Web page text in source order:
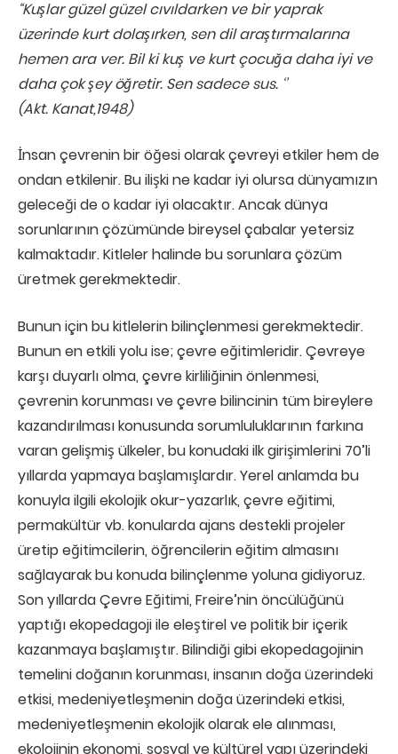
“Kuşlar güzel güzel cıvıldarken ve bir yaprak
üzerinde kurt dolaşırken, sen dil araştırmalarına
hemen ara ver. Bil ki kuş ve kurt çocuğa daha iyi ve
daha çok şey öğretir. Sen sadece sus. ‘’
(Akt. Kanat,1948)
İnsan çevrenin bir öğesi olarak çevreyi etkiler hem de
ondan etkilenir. Bu ilişki ne kadar iyi olursa dünyamızın
geleceği de o kadar iyi olacaktır. Ancak dünya
sorunlarının çözümünde bireysel çabalar yetersiz
kalmaktadır. Kitleler halinde bu sorunlara çözüm
üretmek gerekmektedir.
Bunun için bu kitlelerin bilinçlenmesi gerekmektedir.
Bunun en etkili yolu ise; çevre eğitimleridir. Çevreye
karşı duyarlı olma, çevre kirliliğinin önlenmesi,
çevrenin korunması ve çevre bilincinin tüm bireylere
kazandırılması konusunda sorumluluklarının farkına
varan gelişmiş ülkeler, bu konudaki ilk girişimlerini 70’li
yıllarda yapmaya başlamışlardır. Yerel anlamda bu
konuyla ilgili ekolojik okur-yazarlık, çevre eğitimi,
permakültür vb. konularda ajans destekli projeler
üretip eğitimcilerin, öğrencilerin eğitim almasını
sağlayarak bu konuda bilinçlenme yoluna gidiyoruz.
Son yıllarda Çevre Eğitimi, Freire’nin öncülüğünü
yaptığı ekopedagoji ile eleştirel ve politik bir içerik
kazanmaya başlamıştır. Bilindiği gibi ekopedagojinin
temelini doğanın korunması, insanın doğa üzerindeki
etkisi, medeniyetleşmenin doğa üzerindeki etkisi,
medeniyetleşmenin ekolojik olarak ele alınması,
ekolojinin ekonomi, sosyal ve kültürel yapı üzerindeki